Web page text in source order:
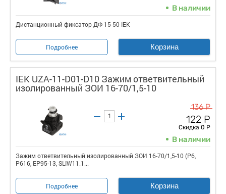
В наличии
Дистанционный фиксатор ДФ 15-50 IEK
Подробнее Корзина
IEK UZA-11-D01-D10 Зажим ответвительный
изолированный ЗОИ 16-70/1,5-10
136 Р
122 Р
Скидка 0 Р
В наличии
Зажим ответвительный изолированный ЗОИ 16-70/1,5-10 (P6,
P616, EP95-13, SLIW11.1...
Подробнее Корзина